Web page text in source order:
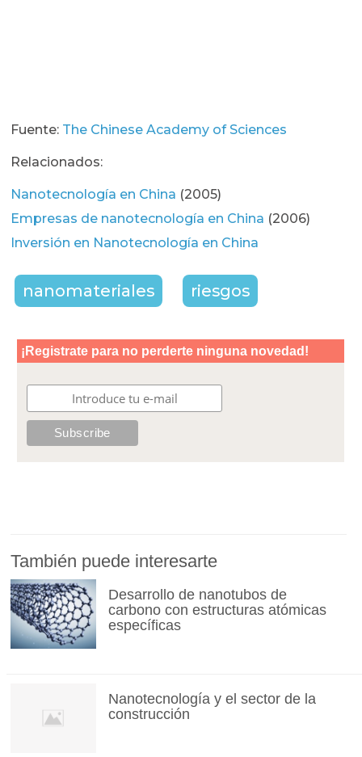
Fuente: The Chinese Academy of Sciences
Relacionados:
Nanotecnología en China (2005)
Empresas de nanotecnología en China (2006)
Inversión en Nanotecnología en China
nanomateriales riesgos
También puede interesarte
Desarrollo de nanotubos de
carbono con estructuras atómicas
específicas
Nanotecnología y el sector de la
construcción